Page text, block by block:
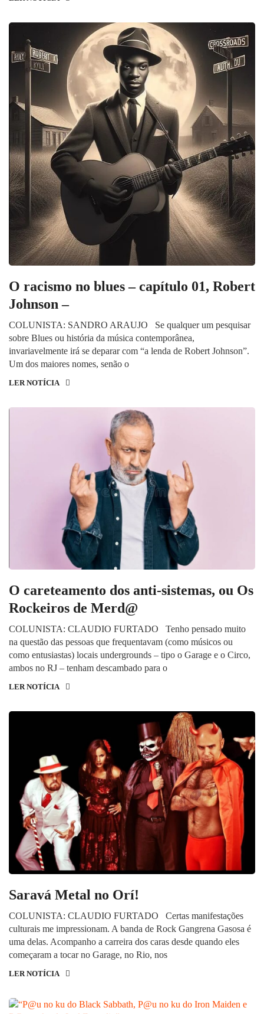
O racismo no blues – capítulo 01, Robert
Johnson –
COLUNISTA: SANDRO ARAUJO Se qualquer um pesquisar
sobre Blues ou história da música contemporânea,
invariavelmente irá se deparar com “a lenda de Robert Johnson”.
Um dos maiores nomes, senão o
LER NOTÍCIA
O careteamento dos anti-sistemas, ou Os
Rockeiros de Merd@
COLUNISTA: CLAUDIO FURTADO Tenho pensado muito
na questão das pessoas que frequentavam (como músicos ou
como entusiastas) locais undergrounds – tipo o Garage e o Circo,
ambos no RJ – tenham descambado para o
LER NOTÍCIA
Saravá Metal no Orí!
COLUNISTA: CLAUDIO FURTADO Certas manifestações
culturais me impressionam. A banda de Rock Gangrena Gasosa é
uma delas. Acompanho a carreira dos caras desde quando eles
começaram a tocar no Garage, no Rio, nos
LER NOTÍCIA